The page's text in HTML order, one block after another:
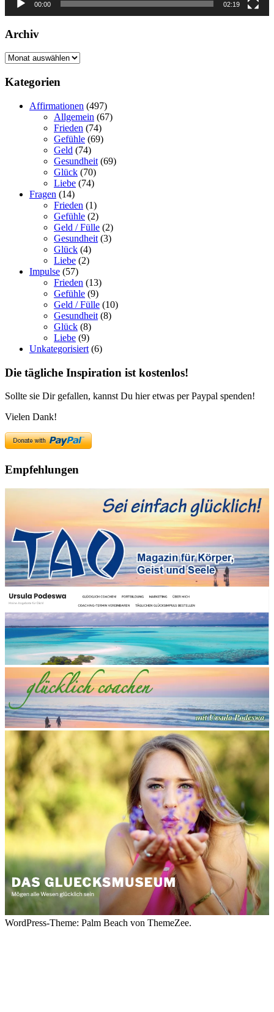
00:00 02:19
Archiv
Archiv
Kategorien
Affirmationen (497)
Allgemein (67)
Frieden (74)
Gefühle (69)
Geld (74)
Gesundheit (69)
Glück (70)
Liebe (74)
Fragen (14)
Frieden (1)
Gefühle (2)
Geld / Fülle (2)
Gesundheit (3)
Glück (4)
Liebe (2)
Impulse (57)
Frieden (13)
Gefühle (9)
Geld / Fülle (10)
Gesundheit (8)
Glück (8)
Liebe (9)
Unkategorisiert (6)
Die tägliche Inspiration ist kostenlos!
Sollte sie Dir gefallen, kannst Du hier etwas per Paypal spenden!
Vielen Dank!
Empfehlungen
WordPress-Theme: Palm Beach von ThemeZee.